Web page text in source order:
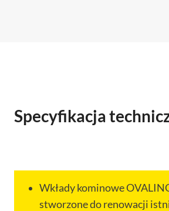
Specyfikacja
Wkłady kominowe
stworzone do renowacji